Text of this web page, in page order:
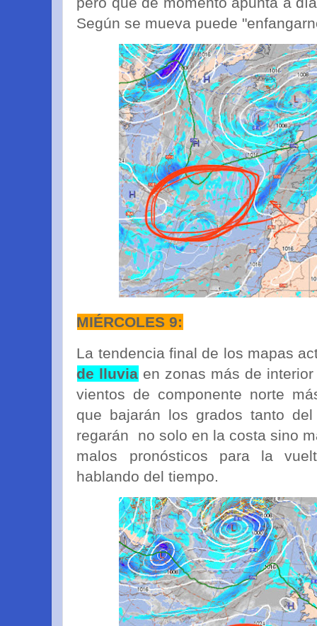
Según se mueva puede
MIÉRCOLES 9:
La tendencia final de los mapas
de lluvia en zonas más de
vientos de componente norte
que bajarán los grados tanto
regarán no solo en la costa sino
malos pronósticos para la
hablando del tiempo.